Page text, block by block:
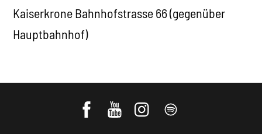
Kaiserkrone Bahnhofstrasse 66 (gegenüber
Hauptbahnhof)